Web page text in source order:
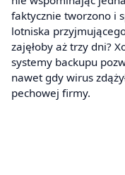
faktycznie tworzono i
lotniska
zajęłoby aż trzy dni?
systemy backupu
nawet gdy wirus
pechowej firmy.